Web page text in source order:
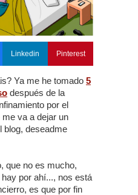
Linkedin Pinterest
Ya me he tomado 5
después de la
por el
va a dejar un
blog, deseadme
que no es mucho,
por ahí..., nos está
es que por fin